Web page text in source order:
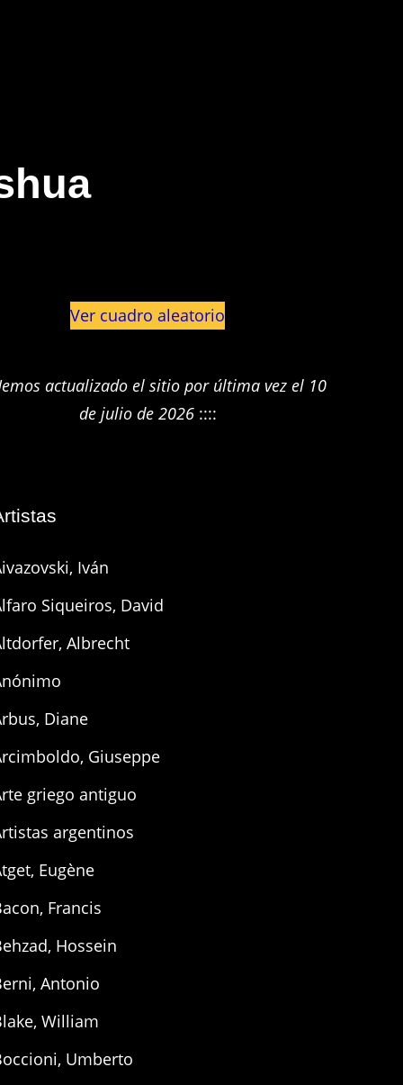
Ver cuadro aleatorio
actualizado el sitio por última vez el 10
de julio de 2026::::
Iván
Siqueiros, David
Albrecht
Diane
Giuseppe
griego antiguo
argentinos
Eugène
Francis
Hossein
Antonio
William
Umberto